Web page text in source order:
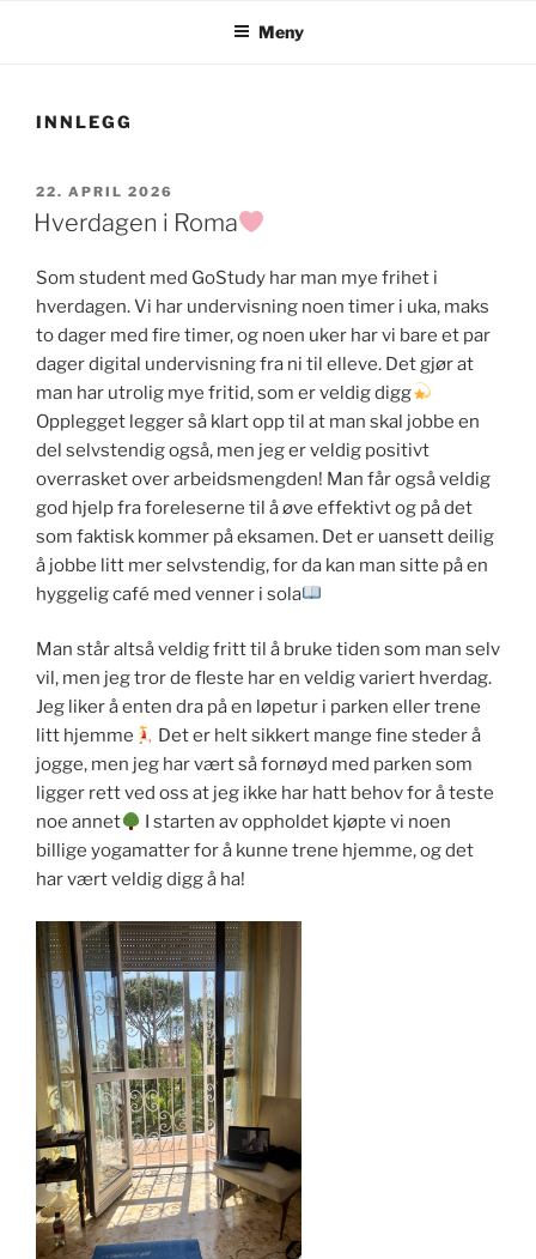
Meny
INNLEGG
PUBLISERT
22. APRIL 2026
Hverdagen i Roma
Som student med GoStudy har man mye frihet i
hverdagen. Vi har undervisning noen timer i uka, maks
to dager med fire timer, og noen uker har vi bare et par
dager digital undervisning fra ni til elleve. Det gjør at
man har utrolig mye fritid, som er veldig digg
Opplegget legger så klart opp til at man skal jobbe en
del selvstendig også, men jeg er veldig positivt
overrasket over arbeidsmengden! Man får også veldig
god hjelp fra foreleserne til å øve effektivt og på det
som faktisk kommer på eksamen. Det er uansett deilig
å jobbe litt mer selvstendig, for da kan man sitte på en
hyggelig café med venner i sola
Man står altså veldig fritt til å bruke tiden som man selv
vil, men jeg tror de fleste har en veldig variert hverdag.
Jeg liker å enten dra på en løpetur i parken eller trene
litt hjemme
Det er helt sikkert mange fine steder å
jogge, men jeg har vært så fornøyd med parken som
ligger rett ved oss at jeg ikke har hatt behov for å teste
noe annet
I starten av oppholdet kjøpte vi noen
billige yogamatter for å kunne trene hjemme, og det
har vært veldig digg å ha!